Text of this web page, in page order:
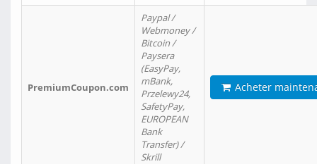
PremiumCoupon.com
Paypal /
Webmoney /
Bitcoin /
Paysera
(EasyPay,
mBank,
Przelewy24,
SafetyPay,
EUROPEAN
Bank
Transfer) /
Skrill
Acheter